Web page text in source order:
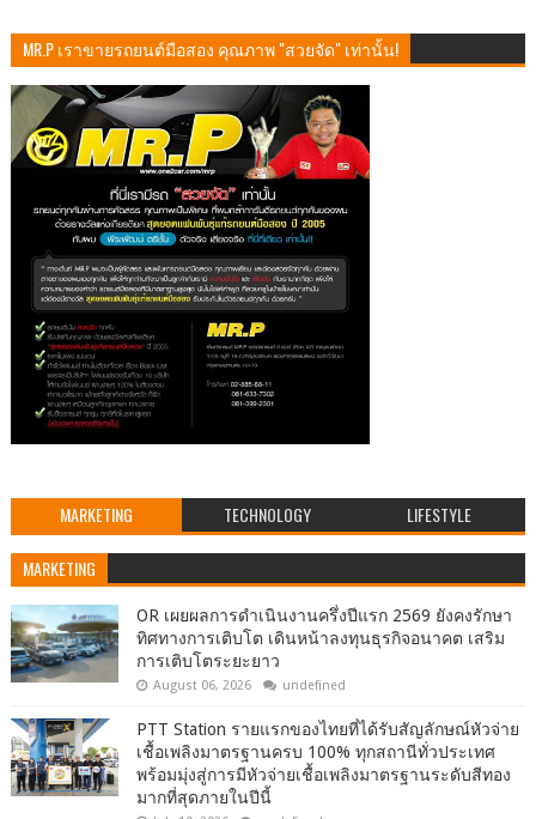
MR.P เราขายรถยนต์มือสอง คุณภาพ "สวยจัด" เท่านั้น!
MARKETING TECHNOLOGY LIFESTYLE
MARKETING
OR เผยผลการดำเนินงานครึ่งปีแรก 2569 ยังคงรักษา
ทิศทางการเติบโต เดินหน้าลงทุนธุรกิจอนาคต เสริม
การเติบโตระยะยาว
August 06, 2026 undefined
PTT Station รายแรกของไทยที่ได้รับสัญลักษณ์หัวจ่าย
เชื้อเพลิงมาตรฐานครบ 100% ทุกสถานีทั่วประเทศ
พร้อมมุ่งสู่การมีหัวจ่ายเชื้อเพลิงมาตรฐานระดับสีทอง
มากที่สุดภายในปีนี้